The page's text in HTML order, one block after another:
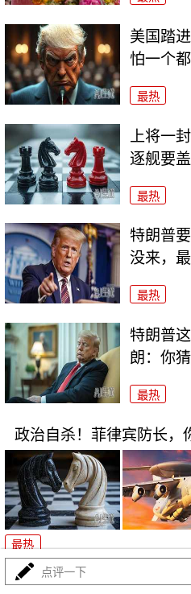
美国踏
怕一个
最热
上将一
逐舰要
最热
特朗普
没来，
最热
特朗普
朗：你
最热
政治自杀！菲律宾防长，
最热
高市早
点评一下